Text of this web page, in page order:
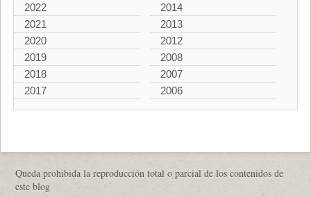
2022
2021
2020
2019
2018
2017
2014
2013
2012
2008
2007
2006
Queda prohibida la reproducción total o parcial de los contenidos de
este blog